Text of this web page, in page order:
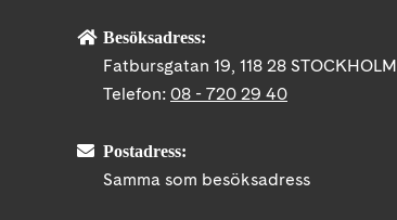
Besöksadress:
Fatbursgatan 19, 118 28 STOCKHOLM
Telefon: 08 - 720 29 40
Postadress:
Samma som besöksadress